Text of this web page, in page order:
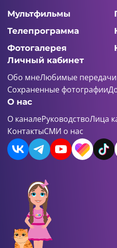
Мультфильмы
Телепрограмма
Фотогалерея
Личный кабинет
Обо мнеЛюбимые передачи
Сохраненные фотографии
О нас
О каналеРуководствоЛица
КонтактыСМИ о нас